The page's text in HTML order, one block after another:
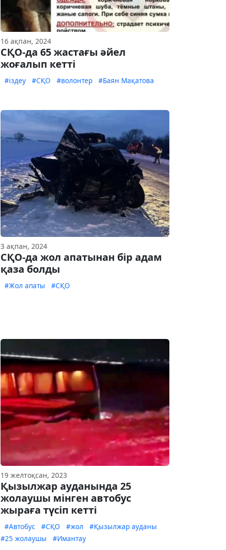
16 ақпан, 2024
СҚО-да 65 жастағы әйел
жоғалып кетті
#іздеу #СҚО #волонтер #Баян Мақатова
3 ақпан, 2024
СҚО-да жол апатынан бір адам
қаза болды
#Жол апаты #СҚО
19 желтоқсан, 2023
Қызылжар ауданында 25
жолаушы мінген автобус
жыраға түсіп кетті
#Автобус #СҚО #жол
#Қызылжар ауданы
#25 жолаушы
#Имантау